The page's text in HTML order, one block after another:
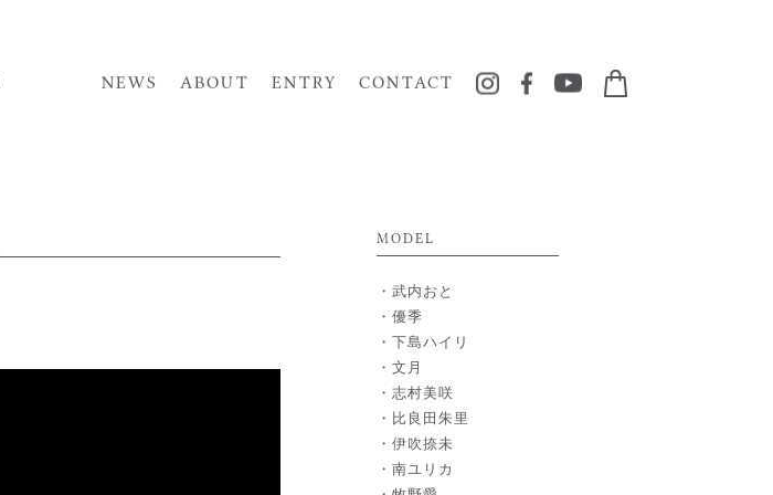
NEWS ABOUT ENTRY CONTACT
MODEL
武内おと
優季
下島ハイリ
文月
志村美咲
比良田朱里
伊吹捺未
南ユリカ